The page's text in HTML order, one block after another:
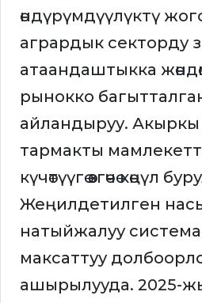
өндүрүмдүүлүктү
агрардык секторду
атаандаштыкка
рынокко
айландыруу.
тармакты
күчөтүүгө өзгөчө көңүл
Жеңилдетилген
натыйжалуу
максаттуу
ашырылууда. 2025-